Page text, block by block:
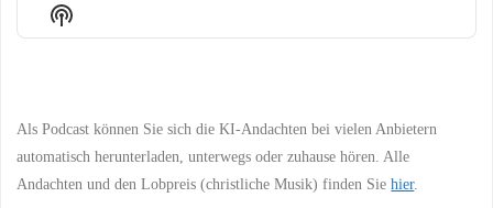
Show
Podcast
Als Podcast können Sie sich die KI-Andachten bei vielen Anbietern
automatisch herunterladen, unterwegs oder zuhause hören. Alle
Andachten und den Lobpreis (christliche Musik) finden Siehier.